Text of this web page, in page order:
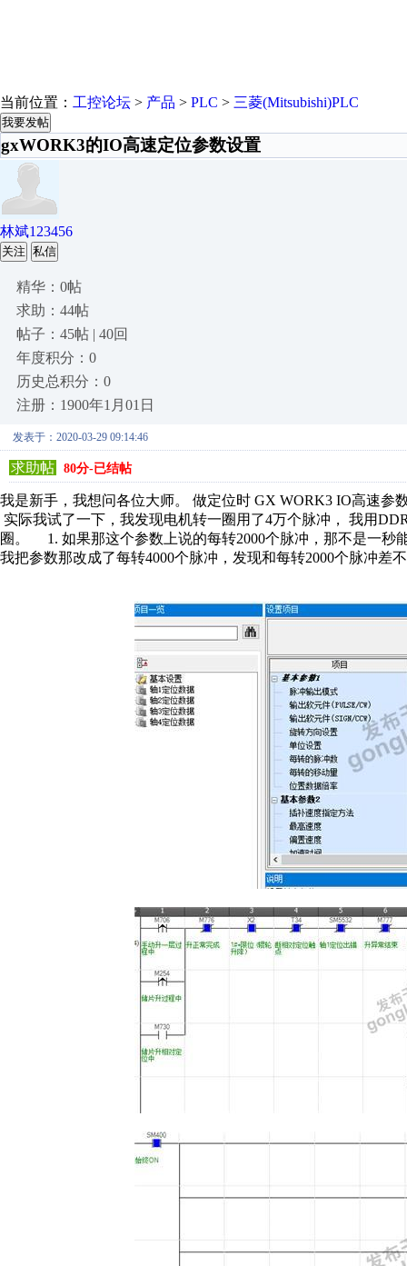
当前位置： 工控论坛 > 产品 > PLC > 三菱(Mitsubishi)PLC
我要发帖
gxWORK3的IO高速定位参数设置
林斌123456
关注 私信
精华：0帖
求助：44帖
帖子：45帖 | 40回
年度积分：0
历史总积分：0
注册：1900年1月01日
发表于：2020-03-29 09:14:46
求助帖 80分-已结帖
我是新手，我想问各位大师。 做定位时 GX WORK3 IO高速参
实际我试了一下，我发现电机转一圈用了4万个脉冲， 我用
圈。 1. 如果那这个参数上说的每转2000个脉冲，那不是一秒
我把参数那改成了每转4000个脉冲，发现和每转2000个脉冲差